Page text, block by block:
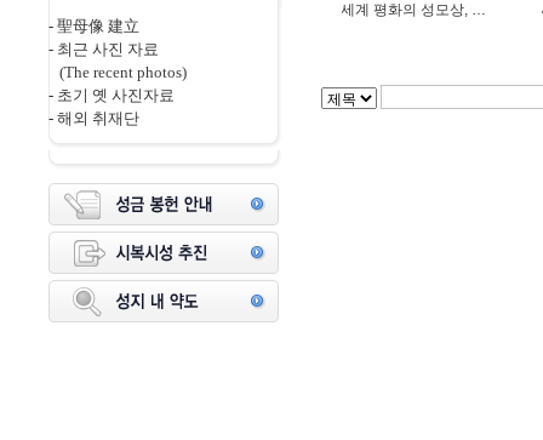
- 聖母像 建立
- 최근 사진 자료
(The recent photos)
- 초기 옛 사진자료
- 해외 취재단
세계 평화의 성모상, 야외금속 도장용...